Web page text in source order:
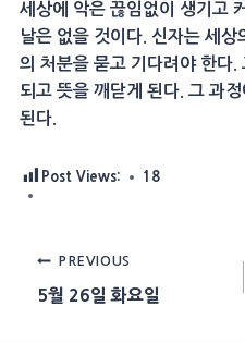
세상에 악은 끊임없이 생기고
날은 없을 것이다. 신자는 세
의 처분을 묻고 기다려야 한다.
되고 뜻을 깨닫게 된다. 그 과
된다.
Post Views: 18
Post
navigation
PREVIOUS
5월 26일 화요일